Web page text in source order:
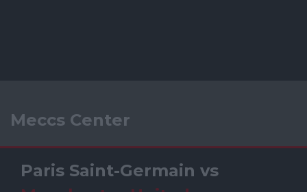
Meccs Center
Paris Saint-Germain vs